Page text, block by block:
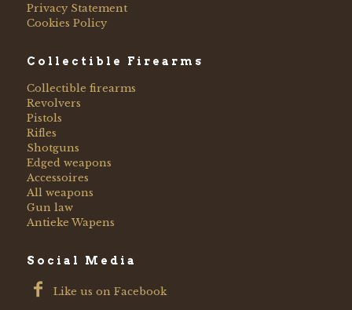
Privacy Statement
Cookies Policy
Collectible Firearms
Collectible firearms
Revolvers
Pistols
Rifles
Shotguns
Edged weapons
Accessoires
All weapons
Gun law
Antieke Wapens
Social Media
Like us on Facebook